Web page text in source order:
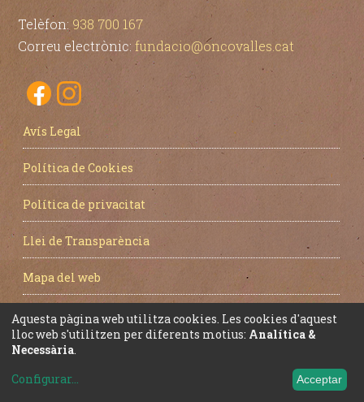
Telèfon: 938 700 167
Correu electrònic:fundacio@oncovalles.cat
Avís Legal
Política de Cookies
Política de privacitat
Llei de Transparència
Mapa del web
Aquesta pàgina web utilitza cookies. Les cookies d'aquest
lloc web s'utilitzen per diferents motius: Analítica &
Necessària.
Configurar... Acceptar